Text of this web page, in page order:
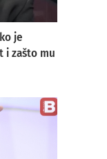
je
i zašto mu